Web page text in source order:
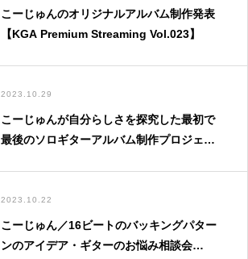
こーじゅんのオリジナルアルバム制作発表
【KGA Premium Streaming Vol.023】
2023.10.29
こーじゅんが自分らしさを探究した最初で
最後のソロギターアルバム制作プロジェク
2023.10.22
こーじゅん／16ビートのバッキングパター
ンのアイデア・ギターのお悩み相談会
ログイン